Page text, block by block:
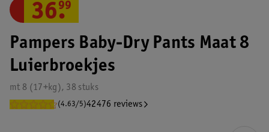
Pampers Baby-Dry Pants Maat 8
Luierbroekjes
mt 8 (17+kg), 38 stuks
(4.63/5)42476 reviews
36.
99